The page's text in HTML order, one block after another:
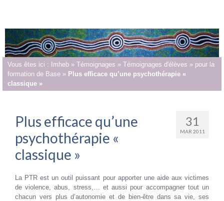
Vous êtes ici : Imheb » Témoignages » Témoignages d'élèves » pour la
formation de Base » Plus efficace qu’une psychothérapie «
classique »
31
MAR 2011
Plus efficace qu’une
psychothérapie «
classique »
La PTR est un outil puissant pour apporter une aide aux victimes
de violence, abus, stress,… et aussi pour accompagner tout un
chacun vers plus d’autonomie et de bien-être dans sa vie, ses